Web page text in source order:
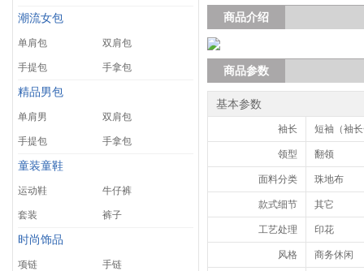
潮流女包
单肩包 双肩包
手提包 手拿包
精品男包
单肩男 双肩包
手提包 手拿包
童装童鞋
运动鞋 牛仔裤
套装 裤子
时尚饰品
项链 手链
商品介绍
商品参数
基本参数
袖长 短袖（袖
领型 翻领
面料分类 珠地布
款式细节 其它
工艺处理 印花
风格 商务休闲